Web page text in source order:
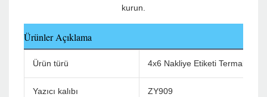
Ürünler Açıklama
Ürün türü 4x6 Nakliye Etiketi Termal
Yazıcı kalıbı ZY909